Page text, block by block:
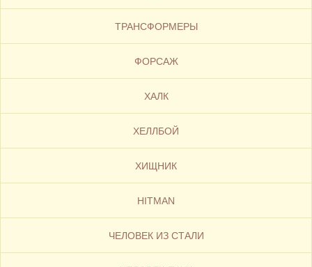
ТРАНСФОРМЕРЫ
ФОРСАЖ
ХАЛК
ХЕЛЛБОЙ
ХИЩНИК
HITMAN
ЧЕЛОВЕК ИЗ СТАЛИ